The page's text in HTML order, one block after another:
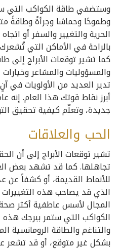
وستضفي طاقة الكواكب التي
وطموحًا وحماسًا وجرأةً وطاقةً
الحرية والتغيير والسفر أو
بالراحة في الأماكن التي
كما تشير توقعات الأبراج إلى
والمسؤوليات والمشاعر
تدير العديد من الأولويات في
أبرز نقاط قوتك هذا العام. إنه
جديدة، وتعلّم كيفية تحقيق
الحب والعلاقات
تشير توقعات الأبراج إلى أن
تجاهلها. كما قد تشهد بعض
للأنماط القديمة، أو كشفاً عن
الذي قد يصاحب هذه التغييرات
المجال لأسس عاطفية أكثر
الكواكب التي ستمر ببرجك
والتناغم والطاقة
بشكل غير متوقع، أو قد تشعر